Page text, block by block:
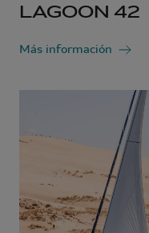
LAGOON 42
Más información